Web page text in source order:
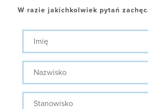
W razie jakichkolwiek pytań
Imię
Nazwisko
Stanowisko